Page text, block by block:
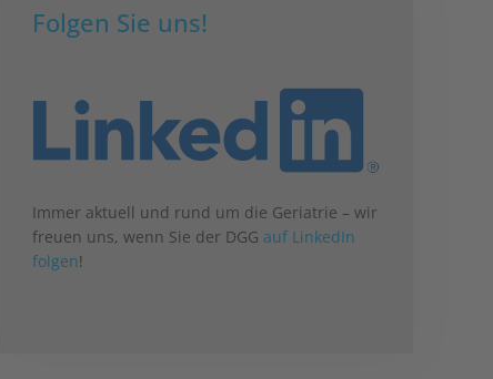
Folgen Sie uns!
Immer aktuell und rund um die Geriatrie – wir
freuen uns, wenn Sie der DGG auf LinkedIn
folgen!